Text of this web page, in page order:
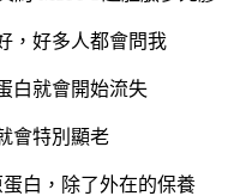
，好多人都會問我
白就會開始流失
會特別顯老
白，除了外在的保養